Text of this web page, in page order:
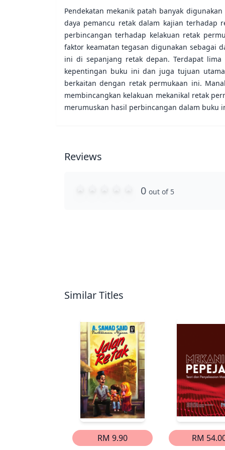
Pendekatan mekanik patah banyak
daya pemancu retak dalam kajian terhadap
perbincangan terhadap kelakuan retak
faktor keamatan tegasan digunakan sebagai
ini di sepanjang retak depan. Terdapat lima
kepentingan buku ini dan juga tujuan
berkaitan dengan retak permukaan ini.
membincangkan kelakuan mekanikal retak
merumuskan hasil perbincangan dalam buku
Reviews
0 out of 5
Similar Titles
RM 9.90 RM